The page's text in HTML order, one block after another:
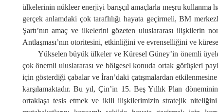
ülkelerinin nükleer enerjiyi barışçıl amaçlarla meşru kullanma
gerçek anlamdaki çok taraflılığı hayata geçirmeli, BM
Şartı’nın amaç ve ilkelerini gözeten uluslararası ilişkilerin
Antlaşması’nın otoritesini, etkinliğini ve evrenselliğini ve
Yükselen büyük ülkeler ve Küresel Güney’in önemli
çok önemli uluslararası ve bölgesel konuda ortak görüşleri
için gösterdiği çabalar ve İran’daki çatışmalardan
karşılamaktadır. Bu yıl, Çin’in 15. Beş Yıllık Plan
ortaklaşa tesis etmek ve ikili ilişkilerimizin stratejik